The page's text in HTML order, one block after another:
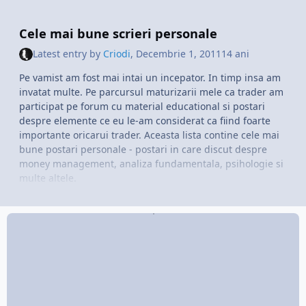
Morala: Nu trata golurile de stomac cu dureri de cap!!!
Cele mai bune scrieri personale
Latest entry by Criodi, Decembrie 1, 2011 14 ani
Pe vamist am fost mai intai un incepator. In timp insa am
invatat multe. Pe parcursul maturizarii mele ca trader am
participat pe forum cu material educational si postari
despre elemente ce eu le-am considerat ca fiind foarte
importante oricarui trader. Aceasta lista contine cele mai
bune postari personale - postari in care discut despre
money management, analiza fundamentala, psihologie si
multe altele.
Aspecte Generale